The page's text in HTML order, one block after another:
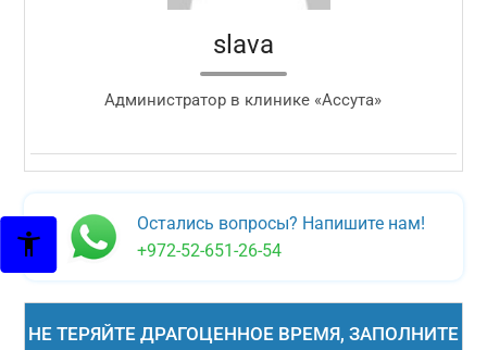
slava
Администратор в клинике «Ассута»
Остались вопросы? Напишите нам!
+972-52-651-26-54
НЕ ТЕРЯЙТЕ ДРАГОЦЕННОЕ ВРЕМЯ, ЗАПОЛНИТЕ